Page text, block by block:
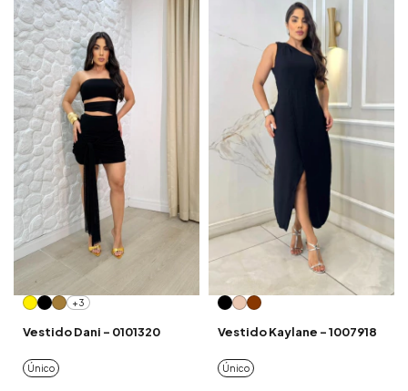
+3
Vestido Dani - 0101320
Único
Vestido Kaylane - 1007918
Único